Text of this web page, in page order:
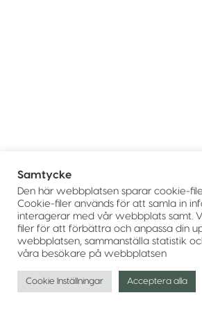
Samtycke
Den här webbplatsen sparar cookie-
Cookie-filer används för att samla in
interagerar med vår webbplats samt.
filer för att förbättra och anpassa din
webbplatsen, sammanställa statistik
våra besökare på webbplatsen
Cookie Inställningar Acceptera alla